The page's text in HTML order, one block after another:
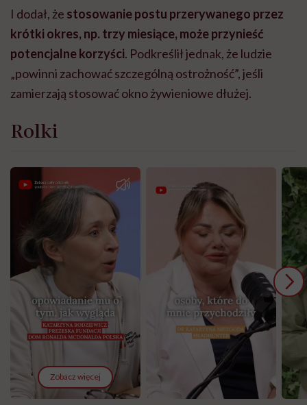
I dodał, że stosowanie postu przerywanego przez
krótki okres, np. trzy miesiące, może przynieść
potencjalne korzyści. Podkreślił jednak, że ludzie
„powinni zachować szczególną ostrożność”, jeśli
zamierzają stosować okno żywieniowe dłużej.
Rolki
Zobacz więcej